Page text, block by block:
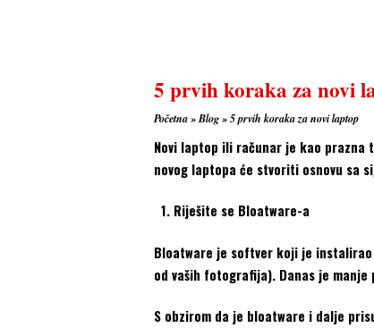
5 prvih koraka za novi
Početna»Blog»5 prvih koraka za novi laptop
Novi laptop ili računar je kao prazna
novog laptopa će stvoriti osnovu sa
Riješite se Bloatware-a
Bloatware je softver koji je
od vaših fotografija). Danas je
S obzirom da je bloatware i dalje